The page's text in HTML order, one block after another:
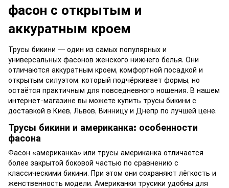
фасон с открытым и
аккуратным кроем
Трусы бикини — один из самых популярных и
универсальных фасонов женского нижнего белья. Они
отличаются аккуратным кроем, комфортной посадкой и
открытым силуэтом, который подчёркивает формы, но
остаётся практичным для повседневного ношения. В нашем
интернет-магазине вы можете купить трусы бикини с
доставкой в Киев, Львов, Винницу и Днепр по лучшей цене.
Трусы бикини и американка: особенности
фасона
Фасон «американка» или трусы американка отличается
более закрытой боковой частью по сравнению с
классическими бикини. При этом они сохраняют лёгкость и
женственность модели. Американки трусики удобны для